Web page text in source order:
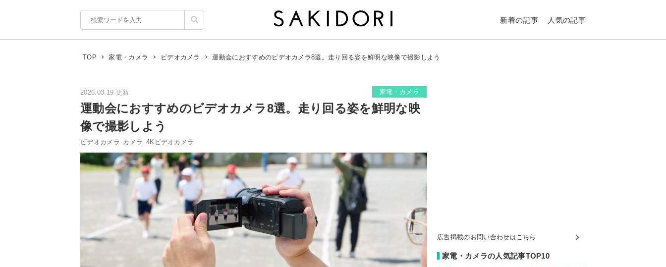
新着の記事 人気の記事
TOP 家電・カメラ ビデオカメラ 運動会におすすめのビデオカメラ8選。走り回る姿を鮮明な映像で撮影しよう
2026.03.19 更新 家電・カメラ
運動会におすすめのビデオカメラ8選。走り回る姿を鮮明な映
像で撮影しよう
ビデオカメラ カメラ 4Kビデオカメラ
広告掲載のお問い合わせはこちら
家電・カメラの人気記事TOP10